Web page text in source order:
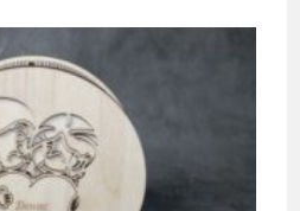
на
странице
товара.